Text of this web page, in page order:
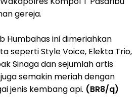
gereja.
Humbahas ini dimeriahkan
seperti Style Voice, Elekta Trio,
Sinaga dan sejumlah artis
semakin meriah dengan
jenis kembang api. (BR8/q)